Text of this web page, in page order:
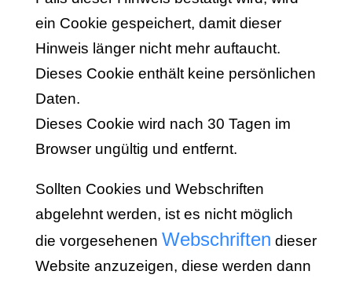
ein Cookie gespeichert, damit dieser
Hinweis länger nicht mehr auftaucht.
Dieses Cookie enthält keine persönlichen
Daten.
Dieses Cookie wird nach 30 Tagen im
Browser ungültig und entfernt.
Sollten Cookies und Webschriften
abgelehnt werden, ist es nicht möglich
die vorgesehenen Webschriften dieser
Website anzuzeigen, diese werden dann